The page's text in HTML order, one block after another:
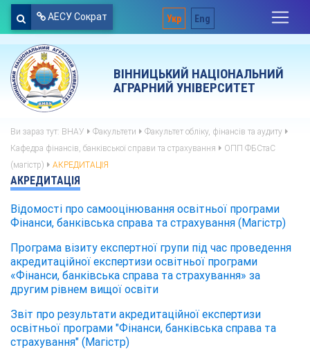
АЕСУ Сократ Укр Eng
ВІННИЦЬКИЙ НАЦІОНАЛЬНИЙ
АГРАРНИЙ УНІВЕРСИТЕТ
Ви зараз тут: ВНАУ Факультети
Факультет обліку, фінансів та аудиту
Кафедра фінансів, банківської справи та страхування
ОПП ФБСтаС
(магістр)
АКРЕДИТАЦІЯ
АКРЕДИТАЦІЯ
Відомості про самооцінювання освітньої програми
Фінанси, банківська справа та страхування (Магістр)
Програма візиту експертної групи під час проведення
акредитаційної експертизи освітньої програми
«Фінанси, банківська справа та страхування» за
другим рівнем вищої освіти
Звіт про результати акредитаційної експертизи
освітньої програми "Фінанси, банківська справа та
страхування" (Магістр)